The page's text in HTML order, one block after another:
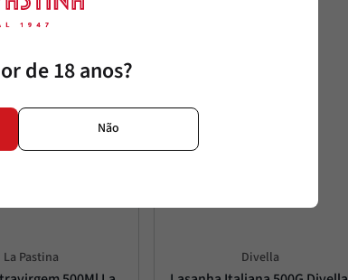
La Pastina Divella
de 18 anos?
Não